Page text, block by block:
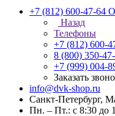
+7 (812) 600-47-64
Назад
Телефоны
+7 (812) 600-
8 (800) 350-
+7 (999) 004-
Заказать
info@dvk-shop.ru
Санкт-Петербург,
Пн. – Пт.: с 8:30 до